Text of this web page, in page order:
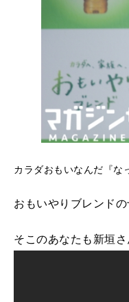
カラダおもいなんだ『な
おもいやりブレンド
そこのあなたも新垣